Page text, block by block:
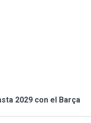
2029 con el Barça